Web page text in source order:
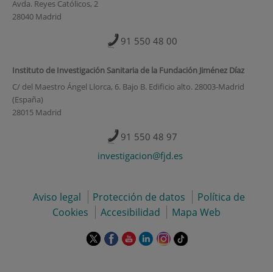
Avda. Reyes Católicos, 2
28040 Madrid
91 550 48 00
Instituto de Investigación Sanitaria de la Fundación Jiménez Díaz
C/ del Maestro Ángel Llorca, 6. Bajo B. Edificio alto. 28003-Madrid
(España)
28015 Madrid
91 550 48 97
investigacion@fjd.es
Aviso legal Protección de datos
Política de
Cookies
Accesibilidad Mapa Web
EsteEsteEsteEsteEsteEnlace